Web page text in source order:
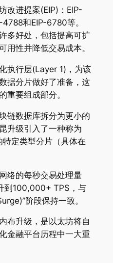
改进提案(EIP)：EIP-
和EIP-6780等。
多好处，包括提高可扩
用性并降低交易成本。
执行层(Layer 1)，为该
据分片做好了准备，这
重要组成部分。
链数据库拆分为更小的
升级引入了一种称为
定类型分片（具体在
络的每秒交易处理量
到100,000+ TPS，与
阶段保持一致。
布升级，是以太坊将自
金融平台历程中一大重